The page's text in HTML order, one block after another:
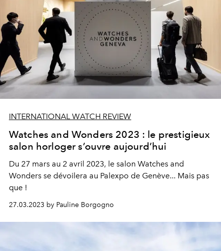
INTERNATIONAL WATCH REVIEW
Watches and Wonders 2023 : le prestigieux
salon horloger s’ouvre aujourd’hui
Du 27 mars au 2 avril 2023, le salon Watches and
Wonders se dévoilera au Palexpo de Genève... Mais pas
que !
27.03.2023 by Pauline Borgogno